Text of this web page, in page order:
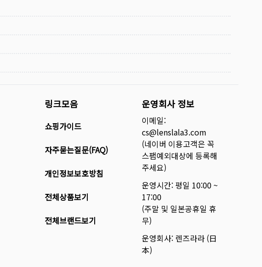
링크모음
쇼핑가이드
자주묻는질문(FAQ)
개인정보보호방침
전체상품보기
전체브랜드보기
운영회사 정보
이메일:
cs@lenslala3.com
(네이버 이용고객은 꼭
스팸예외대상에 등록해
주세요)
운영시간: 평일 10:00 ~
17:00
(주말 및 일본공휴일 휴
무)
운영회사: 렌즈라라 (日
本)